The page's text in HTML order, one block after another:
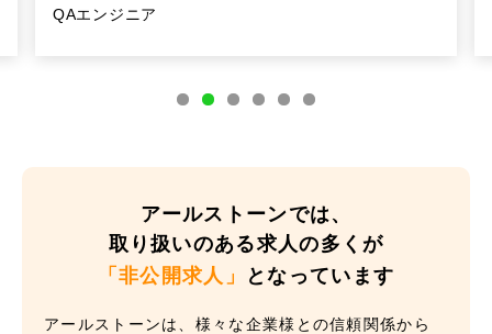
QAエンジニア
アールストーンでは、
取り扱いのある求人の多くが
「非公開求人」
となっています
アールストーンは、様々な企業様との信頼関係から